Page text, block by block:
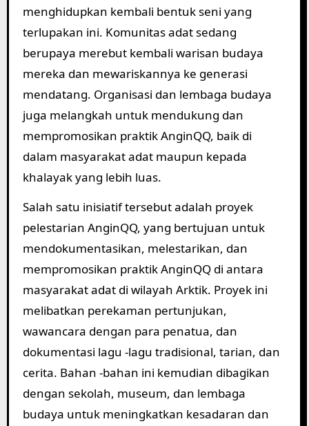
menghidupkan kembali bentuk seni yang
terlupakan ini. Komunitas adat sedang
berupaya merebut kembali warisan budaya
mereka dan mewariskannya ke generasi
mendatang. Organisasi dan lembaga budaya
juga melangkah untuk mendukung dan
mempromosikan praktik AnginQQ, baik di
dalam masyarakat adat maupun kepada
khalayak yang lebih luas.
Salah satu inisiatif tersebut adalah proyek
pelestarian AnginQQ, yang bertujuan untuk
mendokumentasikan, melestarikan, dan
mempromosikan praktik AnginQQ di antara
masyarakat adat di wilayah Arktik. Proyek ini
melibatkan perekaman pertunjukan,
wawancara dengan para penatua, dan
dokumentasi lagu -lagu tradisional, tarian, dan
cerita. Bahan -bahan ini kemudian dibagikan
dengan sekolah, museum, dan lembaga
budaya untuk meningkatkan kesadaran dan